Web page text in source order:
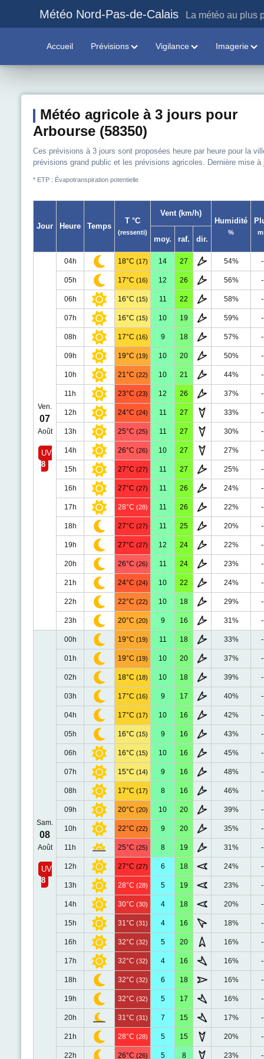
Météo Nord-Pas-de-Calais La météo au plus
Accueil Prévisions Vigilance Imagerie
Météo agricole à 3 jours pour
Arbourse (58350)
Ces prévisions à 3 jours sont proposées heure par heure pour la
prévisions grand public et les prévisions agricoles. Dernière mise à
* ETP : Évapotranspiration potentielle
Jour Heure Temps
T °C
(ressenti)
Vent (km/h)
Humidité
%
moy. raf. dir.
Ven.
07
Août
UV
8
04h 18°C (17) 14 27 54%
05h 17°C (16) 12 26 56%
06h 16°C (15) 11 22 58%
07h 16°C (15) 10 19 59%
08h 17°C (16) 9 18 57%
09h 19°C (19) 10 20 50%
10h 21°C (22) 10 21 44%
11h 23°C (23) 12 26 37%
12h 24°C (24) 11 27 33%
13h 25°C (25) 11 27 30%
14h 26°C (26) 10 27 27%
15h 27°C (27) 11 27 25%
16h 27°C (27) 11 26 24%
17h 28°C (28) 11 26 22%
18h 27°C (27) 11 25 20%
19h 27°C (27) 12 24 22%
20h 26°C (26) 11 24 23%
21h 24°C (24) 10 22 24%
22h 22°C (22) 10 18 29%
23h 20°C (20) 9 16 31%
Sam.
08
Août
UV
8
00h 19°C (19) 11 18 33%
01h 19°C (19) 10 20 37%
02h 18°C (18) 10 18 39%
03h 17°C (16) 9 17 40%
04h 17°C (17) 10 16 42%
05h 16°C (15) 9 16 43%
06h 16°C (15) 10 16 45%
07h 15°C (14) 9 16 48%
08h 17°C (17) 8 16 46%
09h 20°C (20) 10 20 39%
10h 22°C (22) 9 20 35%
11h 25°C (25) 8 19 31%
12h 27°C (27) 6 18 24%
13h 28°C (28) 5 19 23%
14h 30°C (30) 4 18 20%
15h 31°C (31) 4 16 18%
16h 32°C (32) 5 20 16%
17h 32°C (32) 4 16 16%
18h 32°C (32) 6 18 16%
19h 32°C (32) 5 17 16%
20h 31°C (31) 7 15 17%
21h 28°C (28) 5 15 20%
22h 26°C (26) 5 8 23%